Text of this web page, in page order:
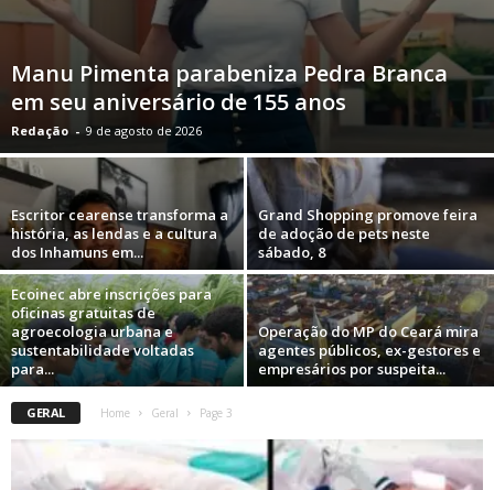
Manu Pimenta parabeniza Pedra Branca
em seu aniversário de 155 anos
Redação - 9 de agosto de 2026
Escritor cearense transforma a
história, as lendas e a cultura
dos Inhamuns em...
Grand Shopping promove feira
de adoção de pets neste
sábado, 8
Ecoinec abre inscrições para
oficinas gratuitas de
agroecologia urbana e
sustentabilidade voltadas
para...
Operação do MP do Ceará mira
agentes públicos, ex-gestores e
empresários por suspeita...
GERAL Home Geral Page 3